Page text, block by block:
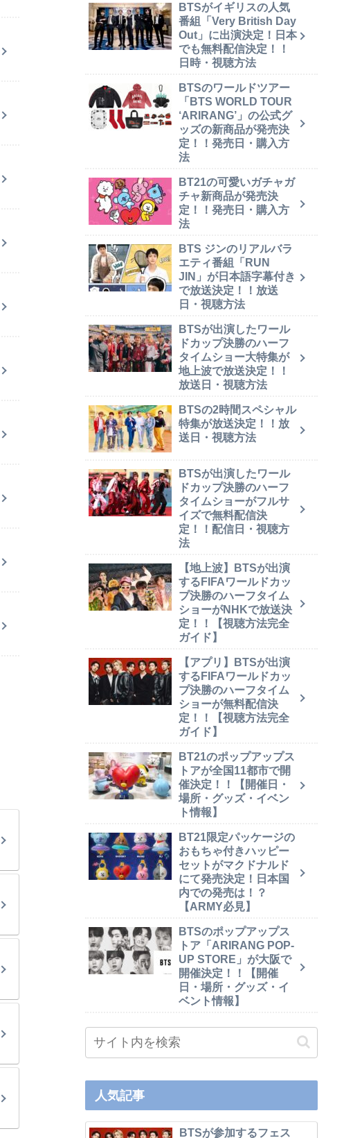
BTSがイギリスの人気
番組「Very British Day
Out」に出演決定！日本
でも無料配信決定！！
日時・視聴方法
BTSのワールドツアー
「BTS WORLD TOUR
‘ARIRANG’」の公式グ
ッズの新商品が発売決
定！！発売日・購入方
法
BT21の可愛いガチャガ
チャ新商品が発売決
定！！発売日・購入方
法
BTS ジンのリアルバラ
エティ番組「RUN
JIN」が日本語字幕付き
で放送決定！！放送
日・視聴方法
BTSが出演したワール
ドカップ決勝のハーフ
タイムショー大特集が
地上波で放送決定！！
放送日・視聴方法
BTSの2時間スペシャル
特集が放送決定！！放
送日・視聴方法
BTSが出演したワール
ドカップ決勝のハーフ
タイムショーがフルサ
イズで無料配信決
定！！配信日・視聴方
法
【地上波】BTSが出演
するFIFAワールドカッ
プ決勝のハーフタイム
ショーがNHKで放送決
定！！【視聴方法完全
ガイド】
【アプリ】BTSが出演
するFIFAワールドカッ
プ決勝のハーフタイム
ショーが無料配信決
定！！【視聴方法完全
ガイド】
BT21のポップアップス
トアが全国11都市で開
催決定！！【開催日・
場所・グッズ・イベン
ト情報】
BT21限定パッケージの
おもちゃ付きハッピー
セットがマクドナルド
にて発売決定！日本国
内での発売は！？
【ARMY必見】
BTSのポップアップス
トア「ARIRANG POP-
UP STORE」が大阪で
開催決定！！【開催
日・場所・グッズ・イ
ベント情報】
人気記事
BTSが参加するフェス